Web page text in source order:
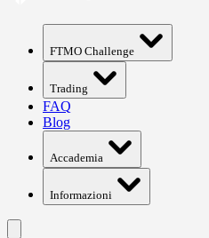
FTMO Challenge
Trading
FAQ
Blog
Accademia
Informazioni